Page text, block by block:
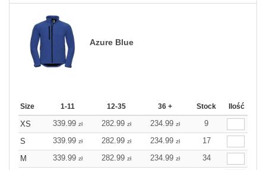
Azure Blue
Size 1-11 12-35 36 + Stock Ilość
XS 339.99 zł 282.99 zł 234.99 zł
9
S
339.99 zł 282.99 zł 234.99 zł
17
M
339.99 zł 282.99 zł 234.99 zł
34